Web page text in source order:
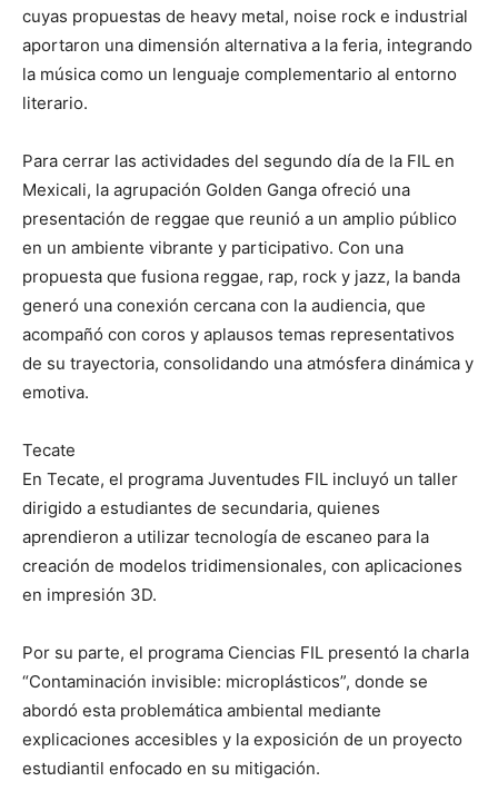
cuyas propuestas de heavy metal, noise rock e industrial
aportaron una dimensión alternativa a la feria, integrando
la música como un lenguaje complementario al entorno
literario.
Para cerrar las actividades del segundo día de la FIL en
Mexicali, la agrupación Golden Ganga ofreció una
presentación de reggae que reunió a un amplio público
en un ambiente vibrante y participativo. Con una
propuesta que fusiona reggae, rap, rock y jazz, la banda
generó una conexión cercana con la audiencia, que
acompañó con coros y aplausos temas representativos
de su trayectoria, consolidando una atmósfera dinámica y
emotiva.
Tecate
En Tecate, el programa Juventudes FIL incluyó un taller
dirigido a estudiantes de secundaria, quienes
aprendieron a utilizar tecnología de escaneo para la
creación de modelos tridimensionales, con aplicaciones
en impresión 3D.
Por su parte, el programa Ciencias FIL presentó la charla
“Contaminación invisible: microplásticos”, donde se
abordó esta problemática ambiental mediante
explicaciones accesibles y la exposición de un proyecto
estudiantil enfocado en su mitigación.